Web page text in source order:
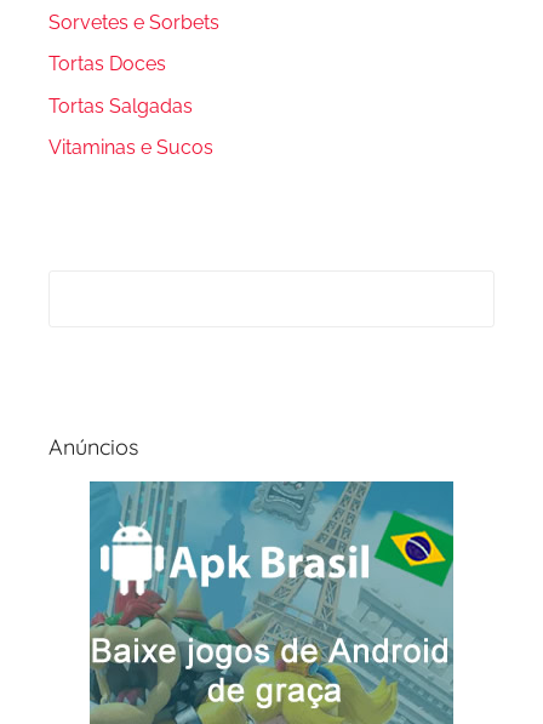
Sorvetes e Sorbets
Tortas Doces
Tortas Salgadas
Vitaminas e Sucos
Anúncios